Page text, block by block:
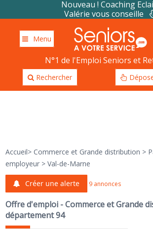
Nouveau ! Coaching
Valérie vous conseille
Menu
N°1 de l'Emploi Seniors et
Rechercher
Accueil> Commerce et Grande distribution >
employeur >Val-de-Marne
Créer une alerte 9 annonces
Offre d'emploi - Commerce et Grande
département 94